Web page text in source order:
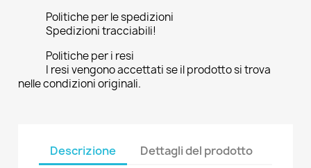
Politiche per le spedizioni
Spedizioni tracciabili!
Politiche per i resi
I resi vengono accettati se il prodotto si trova
nelle condizioni originali.
Descrizione Dettagli del prodotto